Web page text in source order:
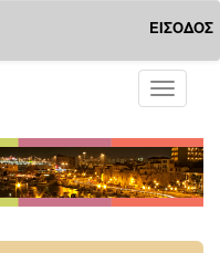
ΕΙΣΟΔΟΣ
Toggle